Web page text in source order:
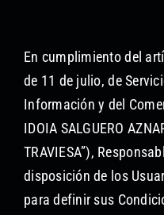
Catálogo
Gestión cultural
Contacto
En cumplimiento del
de 11 de julio, de
Información y del
IDOIA SALGUERO
TRAVIESA”),
disposición de los
para definir sus